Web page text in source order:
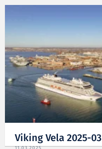
Viking Vela 2025-03